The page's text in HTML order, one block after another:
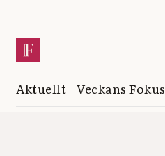
Aktuellt Veckans Fokus